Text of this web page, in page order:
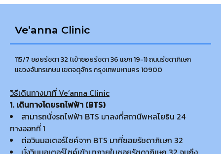
Ve’anna Clinic
115/7 ซอยรัชดา 32 (เข้าซอยรัชดา 36 แยก 19-1) ถนนรัชดาภิเษก
แขวงจันทรเกษม เขตจตุจักร กรุงเทพมหานคร 10900
วิธีเดินทางมาที่ Ve’anna Clinic
1. เดินทางโดยรถไฟฟ้า (BTS)
สามารถนั่งรถไฟฟ้า BTS มาลงที่สถานีพหลโยธิน 24
ทางออกที่ 1
ต่อวินมอเตอร์ไซค์จาก BTS มาที่ซอยรัชดาภิเษก 32